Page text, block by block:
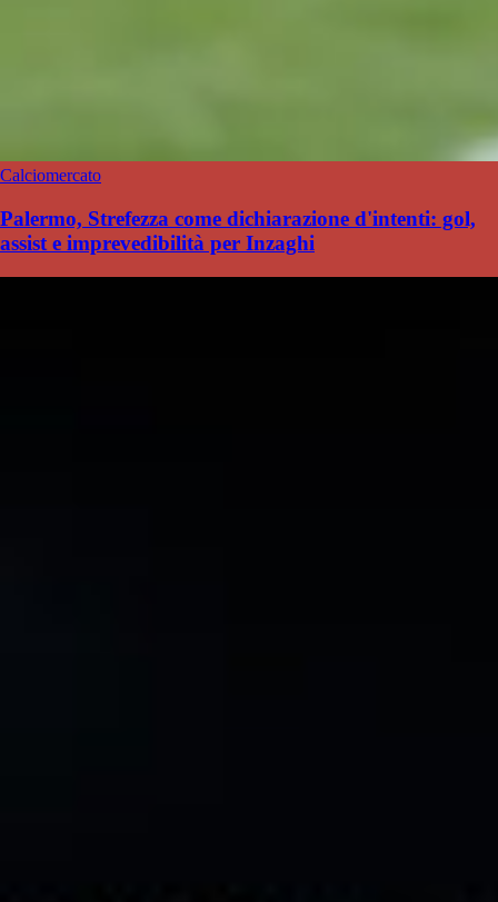
Calciomercato
Palermo, Strefezza come dichiarazione d'intenti: gol,
assist e imprevedibilità per Inzaghi